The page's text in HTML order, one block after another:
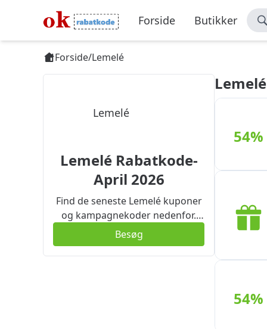
Forside Butikker
Forside/Lemelé
Lemelé
Lemelé Rabatkode-
April 2026
Find de seneste Lemelé kuponer
og kampagnekoder nedenfor.
Der er altid en aftale til dig.Det er
nemt at bruge disse
kampagnekoder og kuponer, og
Besøg
54%
54%